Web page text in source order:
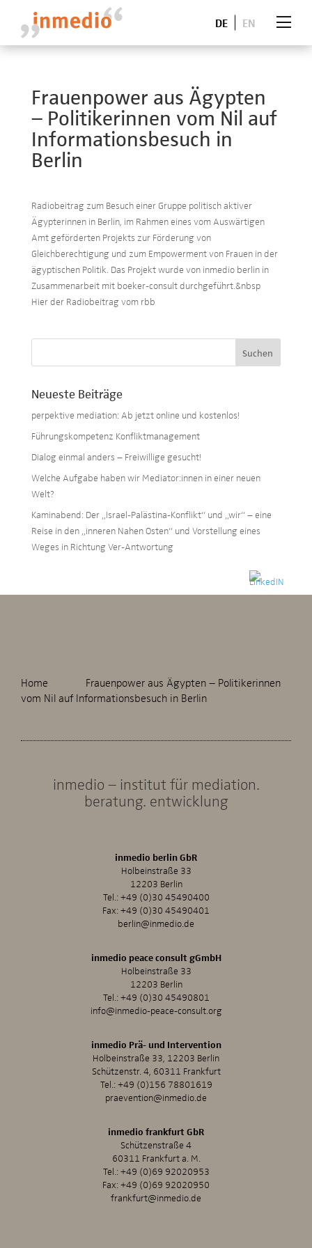
DE EN
Frauenpower aus Ägypten
– Politikerinnen vom Nil auf
Informationsbesuch in
Berlin
Radiobeitrag zum Besuch einer Gruppe politisch aktiver
Ägypterinnen in Berlin, im Rahmen eines vom Auswärtigen
Amt geförderten Projekts zur Förderung von
Gleichberechtigung und zum Empowerment von Frauen in der
ägyptischen Politik. Das Projekt wurde von inmedio berlin in
Zusammenarbeit mit boeker-consult durchgeführt.&nbsp
Hier der Radiobeitrag vom rbb
Neueste Beiträge
perpektive mediation: Ab jetzt online und kostenlos!
Führungskompetenz Konfliktmanagement
Dialog einmal anders – Freiwillige gesucht!
Welche Aufgabe haben wir Mediator:innen in einer neuen
Welt?
Kaminabend: Der „Israel-Palästina-Konflikt“ und „wir“ – eine
Reise in den „inneren Nahen Osten“ und Vorstellung eines
Weges in Richtung Ver-Antwortung
Home
Frauenpower aus Ägypten – Politikerinnen
vom Nil auf Informationsbesuch in Berlin
inmedio – institut für mediation.
beratung. entwicklung
inmedio berlin GbR
Holbeinstraße 33
12203 Berlin
Tel.:+49 (0)30 45490400
Fax: +49 (0)30 45490401
berlin@inmedio.de
inmedio peace consult gGmbH
Holbeinstraße 33
12203 Berlin
Tel.:+49 (0)30 45490801
info@inmedio-peace-consult.org
inmedio Prä- und Intervention
Holbeinstraße 33, 12203 Berlin
Schützenstr. 4, 60311 Frankfurt
Tel.:+49 (0)156 78801619
praevention@inmedio.de
inmedio frankfurt GbR
Schützenstraße 4
60311 Frankfurt a. M.
Tel.:+49 (0)69 92020953
Fax: +49 (0)69 92020950
frankfurt@inmedio.de